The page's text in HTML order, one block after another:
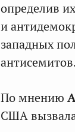
определив
и
западных
По мнению
США